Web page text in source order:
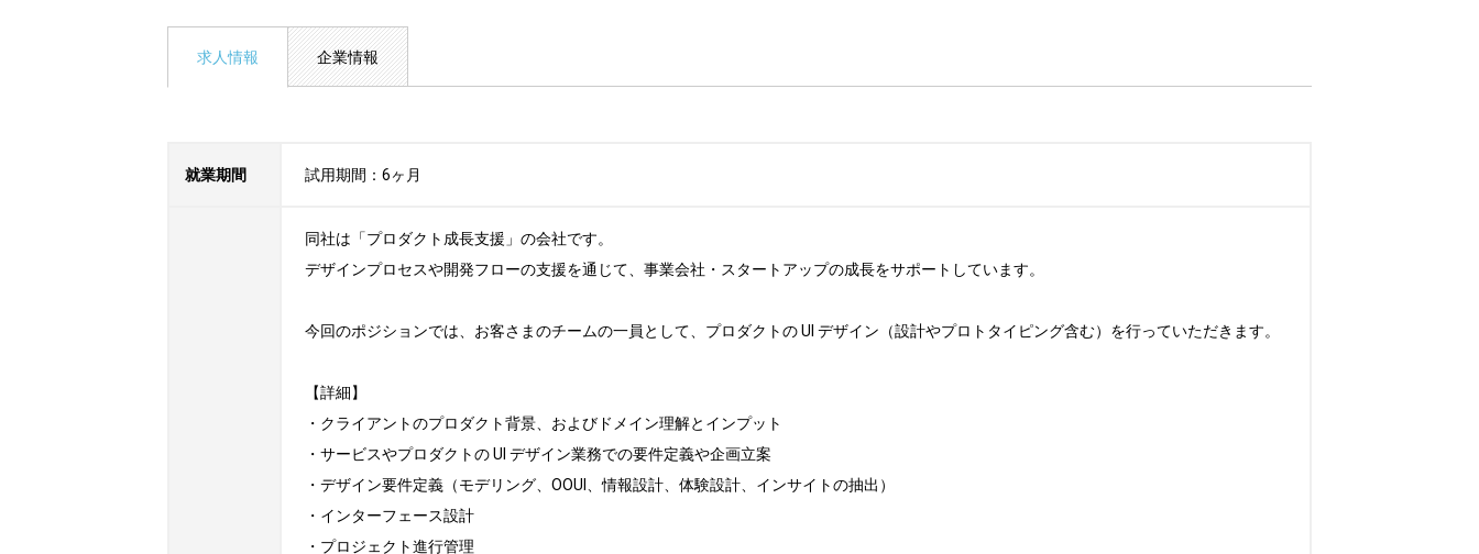
求人情報 企業情報
就業期間 試用期間：6ヶ月
同社は「プロダクト成長支援」の会社です。
デザインプロセスや開発フローの支援を通じて、事業会社・スタートアップの成長をサポートしています。
今回のポジションでは、お客さまのチームの一員として、プロダクトの UI デザイン（設計やプロトタイピング含む）を行っていただきます。
【詳細】
・クライアントのプロダクト背景、およびドメイン理解とインプット
・サービスやプロダクトの UI デザイン業務での要件定義や企画立案
・デザイン要件定義（モデリング、OOUI、情報設計、体験設計、インサイトの抽出）
・インターフェース設計
・プロジェクト進行管理